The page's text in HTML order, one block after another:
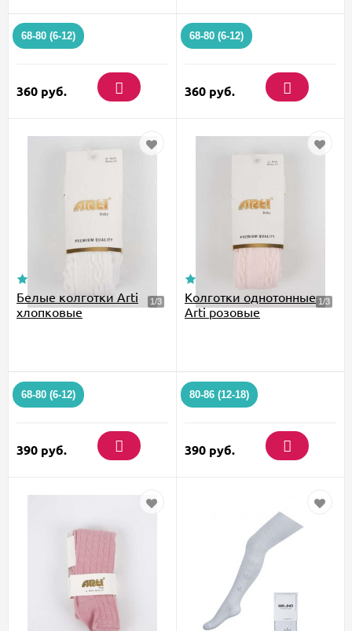
68-80 (6-12)
360 руб.
68-80 (6-12)
360 руб.
Белые колготки Arti
хлопковые
68-80 (6-12)
390 руб.
Колготки однотонные
Arti розовые
80-86 (12-18)
390 руб.